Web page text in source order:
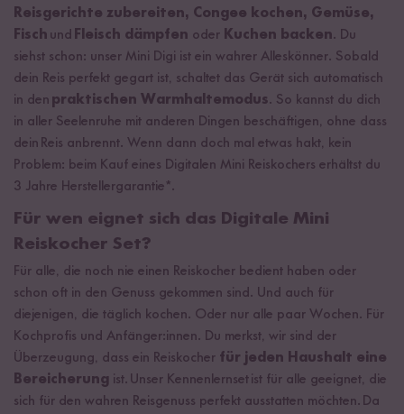
Reisgerichte zubereiten, Congee kochen, Gemüse,
Fisch und Fleisch dämpfen oder Kuchen backen. Du
siehst schon: unser Mini Digi ist ein wahrer Alleskönner. Sobald
dein Reis perfekt gegart ist, schaltet das Gerät sich automatisch
in den praktischen Warmhaltemodus. So kannst du dich
in aller Seelenruhe mit anderen Dingen beschäftigen, ohne dass
dein Reis anbrennt. Wenn dann doch mal etwas hakt, kein
Problem: beim Kauf eines Digitalen Mini Reiskochers erhältst du
3 Jahre Herstellergarantie*.
Für wen eignet sich das Digitale Mini
Reiskocher Set?
Für alle, die noch nie einen Reiskocher bedient haben oder
schon oft in den Genuss gekommen sind. Und auch für
diejenigen, die täglich kochen. Oder nur alle paar Wochen. Für
Kochprofis und Anfänger:innen. Du merkst, wir sind der
Überzeugung, dass ein Reiskocher für jeden Haushalt eine
Bereicherung ist. Unser Kennenlernset ist für alle geeignet, die
sich für den wahren Reisgenuss perfekt ausstatten möchten. Da